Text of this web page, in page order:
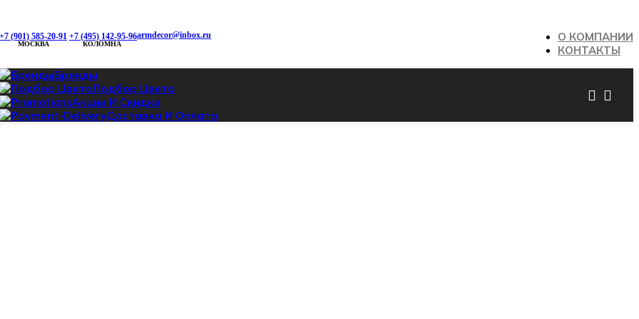
+7 (901) 585-20-91
МОСКВА
+7 (495) 142-95-96
КОЛОМНА
armdecor@inbox.ru
О КОМПАНИИ
КОНТАКТЫ
Бренды
Подбор Цвета
Акции И Скидки
Доставка И Оплата